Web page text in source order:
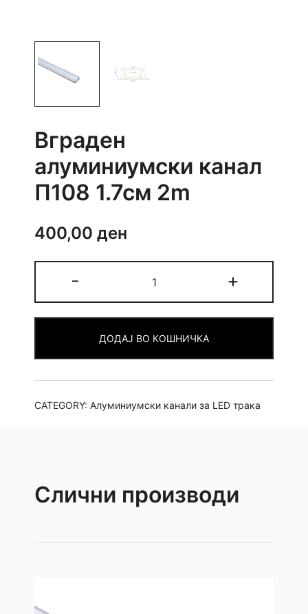
Вграден
алуминиумски канал
П108 1.7см 2m
400,00 ден
-
алуминиумски
канал
1.7см
2m
quantity
+
ДОДАЈ ВО КОШНИЧКА
CATEGORY: Алуминиумски канали за LED трака
Слични производи